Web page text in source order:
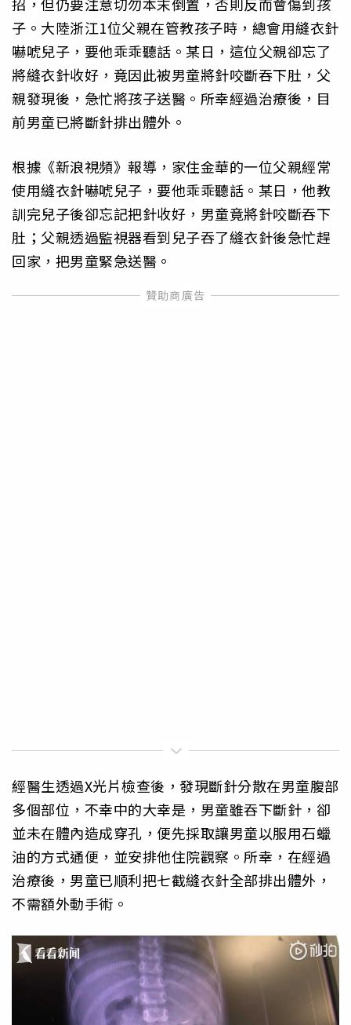
招，但仍要注意切勿本末倒置，否則反而會傷到孩
子。大陸浙江1位父親在管教孩子時，總會用縫衣針
嚇唬兒子，要他乖乖聽話。某日，這位父親卻忘了
將縫衣針收好，竟因此被男童將針咬斷吞下肚，父
親發現後，急忙將孩子送醫。所幸經過治療後，目
前男童已將斷針排出體外。
根據《新浪視頻》報導，家住金華的一位父親經常
使用縫衣針嚇唬兒子，要他乖乖聽話。某日，他教
訓完兒子後卻忘記把針收好，男童竟將針咬斷吞下
肚；父親透過監視器看到兒子吞了縫衣針後急忙趕
回家，把男童緊急送醫。
經醫生透過X光片檢查後，發現斷針分散在男童腹部
多個部位，不幸中的大幸是，男童雖吞下斷針，卻
並未在體內造成穿孔，便先採取讓男童以服用石蠟
油的方式通便，並安排他住院觀察。所幸，在經過
治療後，男童已順利把七截縫衣針全部排出體外，
不需額外動手術。